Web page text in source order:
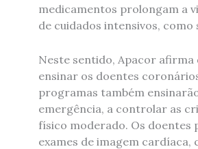
medicamentos prolongam a
de cuidados intensivos, como
Neste sentido, Apacor
ensinar os doentes
programas também
emergência, a controlar as
físico moderado. Os doentes
exames de imagem